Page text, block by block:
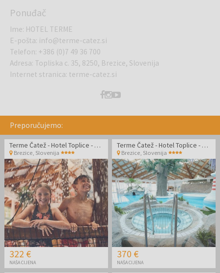
Ponuđač
Ime: HOTEL TERME
E-pošta: info@terme-catez.si
Telefon: +386 (0)7 49 36 700
Adresa: Topliska c. 35, 8250, Brezice, Slovenija
Internet stranica: terme-catez.si
Preporučujemo:
Terme Čatež - Hotel Toplice - Termalni odmor
Brezice, Slovenija
322 €
NAŠA CIJENA
Terme Čatež - Hotel Toplice - Termalni odmor
Brezice Slovenija
370 €
NAŠA CIJENA